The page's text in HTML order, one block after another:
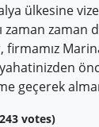
ülkesine
zaman
firmamız
geçerek
votes)